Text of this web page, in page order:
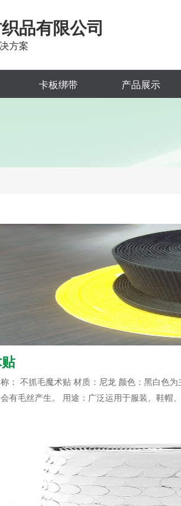
品有限公司
方案
卡板绑带 产品展示
： 不抓毛魔术贴 材质：尼龙 颜色：黑白色
有毛丝产生。 用途：广泛运用于服装、鞋帽